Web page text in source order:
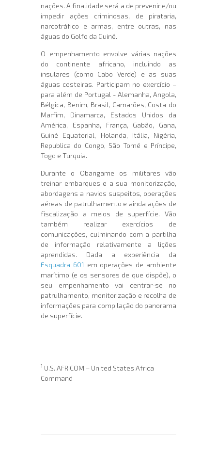
nações. A finalidade será a de prevenir e/ou
impedir ações criminosas, de pirataria,
narcotráfico e armas, entre outras, nas
águas do Golfo da Guiné.
O empenhamento envolve várias nações
do continente africano, incluindo as
insulares (como Cabo Verde) e as suas
águas costeiras. Participam no exercício –
para além de Portugal - Alemanha, Angola,
Bélgica, Benim, Brasil, Camarões, Costa do
Marfim, Dinamarca, Estados Unidos da
América, Espanha, França, Gabão, Gana,
Guiné Equatorial, Holanda, Itália, Nigéria,
Republica do Congo, São Tomé e Príncipe,
Togo e Turquia.
Durante o Obangame os militares vão
treinar embarques e a sua monitorização,
abordagens a navios suspeitos, operações
aéreas de patrulhamento e ainda ações de
fiscalização a meios de superfície. Vão
também realizar exercícios de
comunicações, culminando com a partilha
de informação relativamente a lições
aprendidas. Dada a experiência da
Esquadra 601 em operações de ambiente
marítimo (e os sensores de que dispõe), o
seu empenhamento vai centrar-se no
patrulhamento, monitorização e recolha de
informações para compilação do panorama
de superfície.
1 U.S. AFRICOM – United States Africa
Command